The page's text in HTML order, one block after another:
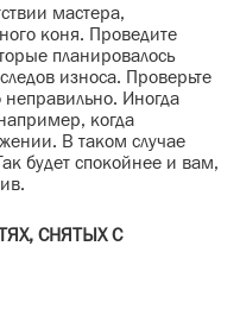
мастера,
коня. Проведите
планировалось
износа. Проверьте
неправильно. Иногда
когда
В таком случае
будет спокойнее и вам,
СНЯТЫХ С